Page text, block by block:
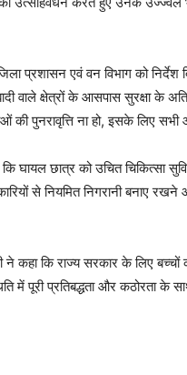
प्रशासन एवं वन विभाग को निर्देश
वाले क्षेत्रों के आसपास सुरक्षा के
की पुनरावृत्ति ना हो, इसके लिए
घायल छात्र को उचित चिकित्सा
से नियमित निगरानी बनाए
ने कहा कि राज्य सरकार के लिए बच्चों
में पूरी प्रतिबद्धता और कठोरता के